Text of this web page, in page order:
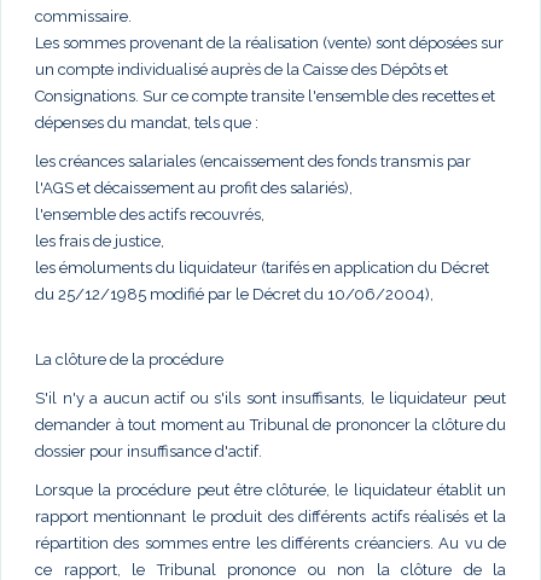
commissaire.
Les sommes provenant de la réalisation (vente) sont déposées sur
un compte individualisé auprès de la Caisse des Dépôts et
Consignations. Sur ce compte transite l'ensemble des recettes et
dépenses du mandat, tels que :
les créances salariales (encaissement des fonds transmis par
l'AGS et décaissement au profit des salariés),
l'ensemble des actifs recouvrés,
les frais de justice,
les émoluments du liquidateur (tarifés en application du Décret
du 25/12/1985 modifié par le Décret du 10/06/2004),
La clôture de la procédure
S'il n'y a aucun actif ou s'ils sont insuffisants, le liquidateur peut
demander à tout moment au Tribunal de prononcer la clôture du
dossier pour insuffisance d'actif.
Lorsque la procédure peut être clôturée, le liquidateur établit un
rapport mentionnant le produit des différents actifs réalisés et la
répartition des sommes entre les différents créanciers. Au vu de
ce rapport, le Tribunal prononce ou non la clôture de la